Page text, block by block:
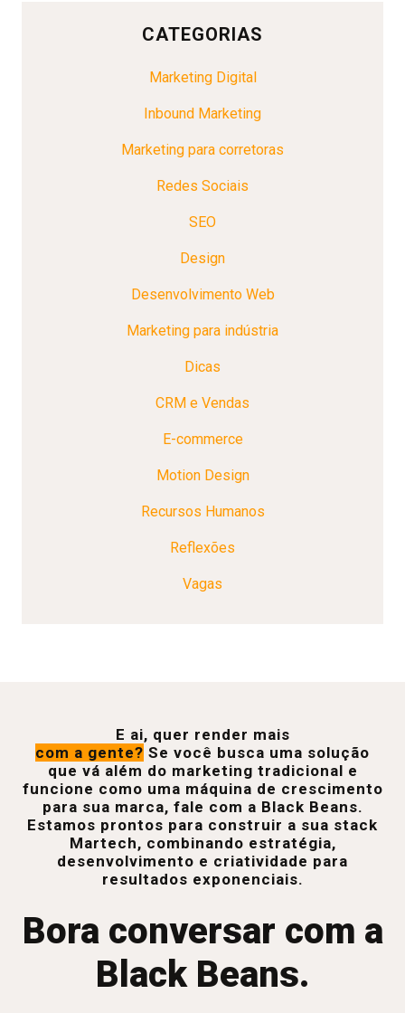
CATEGORIAS
Marketing Digital
Inbound Marketing
Marketing para corretoras
Redes Sociais
SEO
Design
Desenvolvimento Web
Marketing para indústria
Dicas
CRM e Vendas
E-commerce
Motion Design
Recursos Humanos
Reflexões
Vagas
E ai, quer render mais
com a gente? Se você busca uma solução
que vá além do marketing tradicional e
funcione como uma máquina de crescimento
para sua marca, fale com a Black Beans.
Estamos prontos para construir a sua stack
Martech, combinando estratégia,
desenvolvimento e criatividade para
resultados exponenciais.
Bora conversar com a
Black Beans.